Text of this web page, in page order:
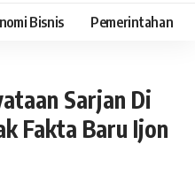
Bisnis Pemerintahan
Sarjan Di
Fakta Baru Ijon